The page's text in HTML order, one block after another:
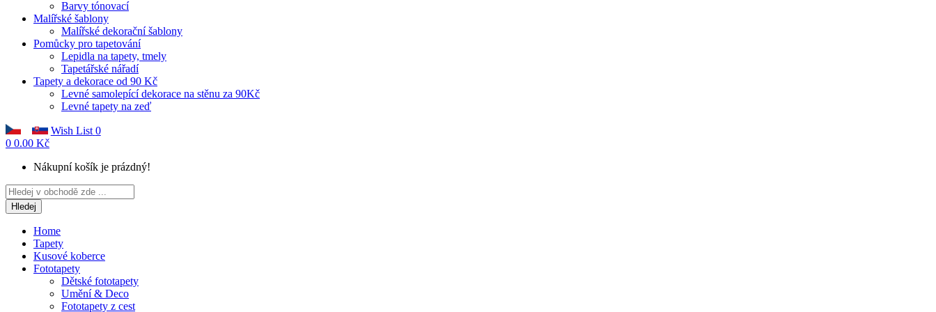
Barvy tónovací
Malířské šablony
Malířské dekorační šablony
Pomůcky pro tapetování
Lepidla na tapety, tmely
Tapetářské nářadí
Tapety a dekorace od 90 Kč
Levné samolepící dekorace na stěnu za 90Kč
Levné tapety na zeď
Wish List 0
0 0.00 Kč
Nákupní košík je prázdný!
Hledej
Home
Tapety
Kusové koberce
Fototapety
Dětské fototapety
Umění & Deco
Fototapety z cest